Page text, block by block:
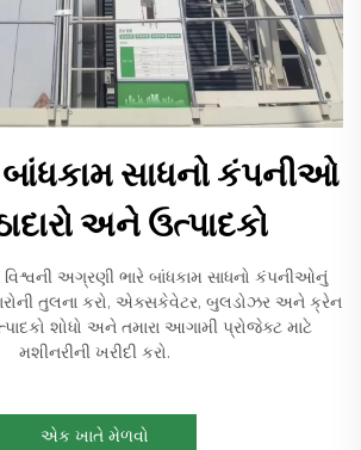
બાંધકામ સાધનો કંપનીઓ
અને ઉત્પાદકો
વિશ્વની અગ્રણી ભારે બાંધકામ સાધનો કંપનીઓનું
તુલના કરો, એક્સકેવેટર, બુલડોઝર અને ક્રેન
શોધો અને તમારા આગામી પ્રોજેક્ટ માટે
મશીનરીની ખરીદી કરો.
એક ખાતે મેળવો